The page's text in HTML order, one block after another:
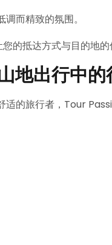
而精致的氛围。
的抵达方式与目的地的
出行中的
的旅行者，Tour